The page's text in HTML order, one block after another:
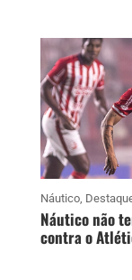
Náutico,
Náutico não
contra o